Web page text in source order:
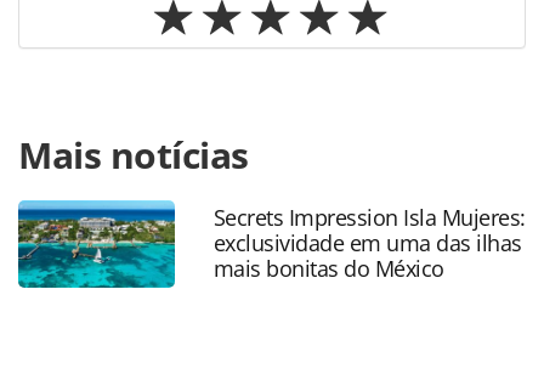
https://www.panrotas.com.br/mercado/destinos/2026/03/
ampliam-exigencia-de-caucao-de-us-15-mil-para-visto-a-50-
paises_226829.html ou as ferramentas oferecidas na
página. Todo o conteúdo produzido pela PANROTAS
Editora é protegido pela legislação brasileira sobre direito
autoral. Não reproduza o conteúdo sem autorização da
Mais notícias
Secrets Impression Isla Mujeres:
exclusividade em uma das ilhas
mais bonitas do México